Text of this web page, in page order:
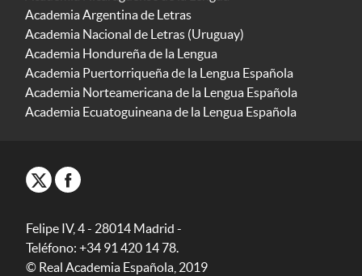
Academia Argentina de Letras
Academia Nacional de Letras (Uruguay)
Academia Hondureña de la Lengua
Academia Puertorriqueña de la Lengua Española
Academia Norteamericana de la Lengua Española
Academia Ecuatoguineana de la Lengua Española
Felipe IV, 4 - 28014 Madrid -
Teléfono: +34 91 420 14 78.
© Real Academia Española, 2019